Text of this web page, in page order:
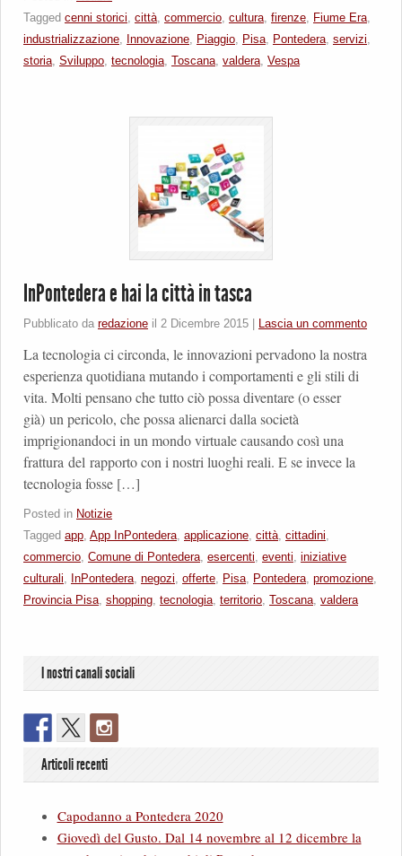
Tagged cenni storici, città, commercio, cultura, firenze, Fiume Era,
industrializzazione, Innovazione, Piaggio, Pisa, Pontedera, servizi,
storia, Sviluppo, tecnologia, Toscana, valdera, Vespa
InPontedera e hai la città in tasca
Pubblicato da redazione il 2 Dicembre 2015 Lascia un commento
La tecnologia ci circonda, le innovazioni pervadono la nostra
esperienza quotidiana mutando i comportamenti e gli stili di
vita. Molti pensano che tutto ciò possa diventare (o esser
già) un pericolo, che possa alienarci dalla società
imprigionandoci in un mondo virtuale causando così una
frattura del rapporto con i nostri luoghi reali. E se invece la
tecnologia fosse […]
Posted in Notizie
Tagged app, App InPontedera, applicazione, città, cittadini,
commercio, Comune di Pontedera, esercenti, eventi, iniziative
culturali, InPontedera, negozi, offerte, Pisa, Pontedera, promozione,
Provincia Pisa, shopping, tecnologia, territorio, Toscana, valdera
I nostri canali sociali
Articoli recenti
Capodanno a Pontedera 2020
Giovedì del Gusto. Dal 14 novembre al 12 dicembre la